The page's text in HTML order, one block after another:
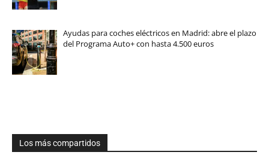
Ayudas para coches eléctricos en Madrid: abre el plazo
del Programa Auto+ con hasta 4.500 euros
Los más compartidos